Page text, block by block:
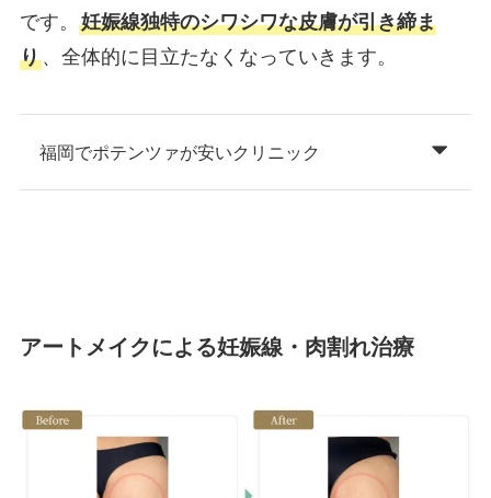
です。 妊娠線独特のシワシワな皮膚が引き締ま
り、全体的に目立たなくなっていきます。
福岡でポテンツァが安いクリニック
アートメイクによる妊娠線・肉割れ治療